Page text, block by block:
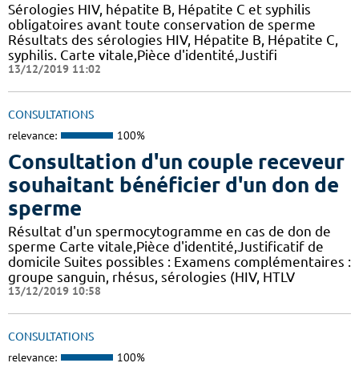
Sérologies HIV, hépatite B, Hépatite C et syphilis
obligatoires avant toute conservation de sperme
Résultats des sérologies HIV, Hépatite B, Hépatite C,
syphilis. Carte vitale,Pièce d'identité,Justifi
13/12/2019 11:02
CONSULTATIONS
relevance: 100%
Consultation d'un couple receveur
souhaitant bénéficier d'un don de
sperme
Résultat d'un spermocytogramme en cas de don de
sperme Carte vitale,Pièce d'identité,Justificatif de
domicile Suites possibles : Examens complémentaires :
groupe sanguin, rhésus, sérologies (HIV, HTLV
13/12/2019 10:58
CONSULTATIONS
relevance: 100%